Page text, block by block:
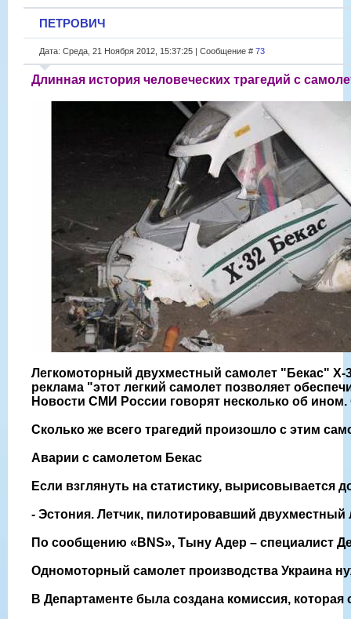
ПЕТРОВИЧ
Дата: Среда, 21 Ноября 2012, 15:37:25 | Сообщение # 73
Длинная история человеческих трагедий с
Легкомоторный двухместный самолет "Бекас" Х-
реклама "этот легкий самолет позволяет
Новости СМИ России говорят несколько об
Сколько же всего трагедий произошло с этим
Аварии с самолетом Бекас
Если взглянуть на статистику, вырисовывается
- Эстония. Летчик, пилотировавший
По сообщению «BNS», Тыну Адер – специалист
Одномоторный самолет производства Украина
В Департаменте была создана комиссия,